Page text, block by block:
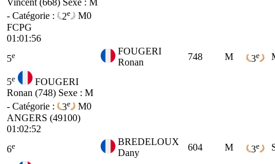
Vincent (668) Sexe : M
- Catégorie :
2e
M0
FCPG
01:01:56
5e
FOUGERI
Ronan
748 M 3e
5e
FOUGERI
Ronan (748) Sexe : M
- Catégorie :
3e
M0
ANGERS (49100)
01:02:52
6e
BREDELOUX
Dany
604 M 3e